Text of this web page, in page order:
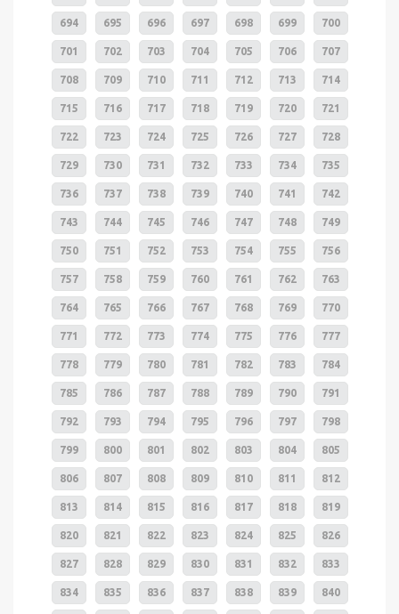
694 695 696 697 698 699 700
701 702 703 704 705 706 707
708 709 710 711 712 713 714
715 716 717 718 719 720 721
722 723 724 725 726 727 728
729 730 731 732 733 734 735
736 737 738 739 740 741 742
743 744 745 746 747 748 749
750 751 752 753 754 755 756
757 758 759 760 761 762 763
764 765 766 767 768 769 770
771 772 773 774 775 776 777
778 779 780 781 782 783 784
785 786 787 788 789 790 791
792 793 794 795 796 797 798
799 800 801 802 803 804 805
806 807 808 809 810 811 812
813 814 815 816 817 818 819
820 821 822 823 824 825 826
827 828 829 830 831 832 833
834 835 836 837 838 839 840